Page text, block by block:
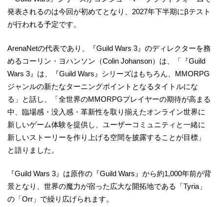
発表されるのは今回が初めてとなり、2027年下半期にβテスト
が行われる予定です。
ArenaNetの代表であり、『Guild Wars 3』のディレクターを務
めるコーリン・ヨハンソン（Colin Johanson）は、「『Guild
Wars 3』は、『Guild Wars』シリーズはもちろん、MMORPG
ジャンルの新たなターニングポイントとなるタイトルにな
る」と話し、「全世界のMMORPGプレイヤーの期待が高まる
中、臨場感・没入感・革新性を取り揃えたオンライン世界に
新しいゲーム体験を提供し、ユーザーコミュニティと一緒に
新しいストーリーを作り上げる空間を披露することが目標」
と語りました。
『Guild Wars 3』は原作の『Guild Wars』から約1,000年前が背
景となり、世界の魔力が宿った広大な開拓地である「Tyria」
の「Orr」で繰り広げられます。